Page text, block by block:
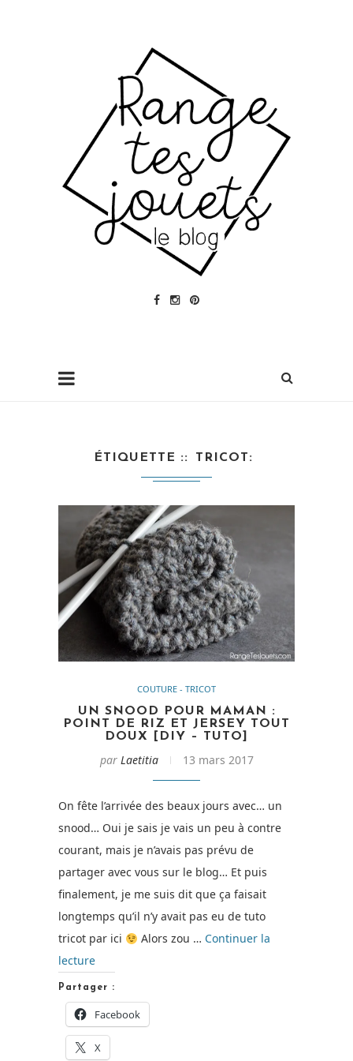
ÉTIQUETTE : TRICOT
COUTURE - TRICOT
UN SNOOD POUR MAMAN :
POINT DE RIZ ET JERSEY TOUT
DOUX [DIY – TUTO]
par Laetitia 13 mars 2017
On fête l’arrivée des beaux jours avec… un
snood… Oui je sais je vais un peu à contre
courant, mais je n’avais pas prévu de
partager avec vous sur le blog… Et puis
finalement, je me suis dit que ça faisait
longtemps qu’il n’y avait pas eu de tuto
tricot par ici
Alors zou … Continuer la
lecturede
« Un
snood
pour
maman
Partager :
Facebook
X